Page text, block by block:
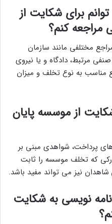
برای شکایت از
مراجعه کنم؟
مختلفی مانند سازمان
مرتبط، دادگاه و یا نیروی
مناسب به نوع تخلف و میزان
از موسسه پایان
های پرداخت، شواهدی مبنی بر
که تخلف موسسه را ثابت
نیز می تواند مفید باشد.
نویسی به شکایت